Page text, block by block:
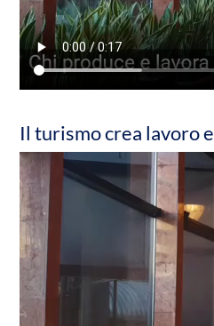
Il turismo crea lavoro